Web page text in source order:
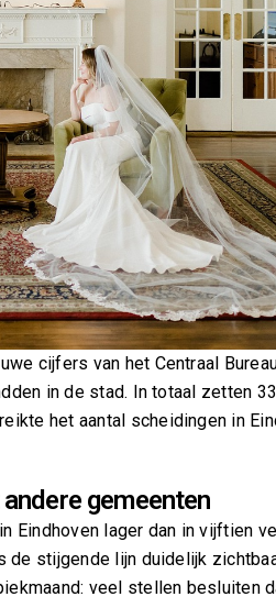
cijfers van het Centraal
in de stad. In totaal zetten
het aantal scheidingen in
gemeenten
Eindhoven lager dan in vijftien
de stijgende lijn duidelijk
veel stellen besluiten